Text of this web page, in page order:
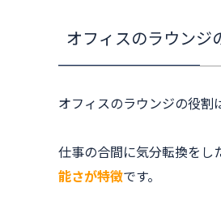
オフィスのラウンジ
オフィスのラウンジの役割
仕事の合間に気分転換をし
能さが特徴です。